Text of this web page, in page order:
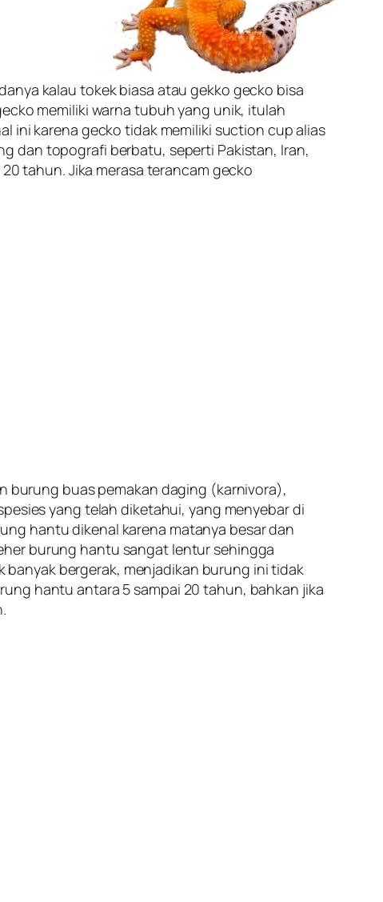
kalau tokek biasa atau gekko gecko bisa
memiliki warna tubuh yang unik, itulah
ini karena gecko tidak memiliki suction cupalias
dan topografi berbatu, seperti Pakistan, Iran,
tahun. Jika merasa terancam gecko
burung buas pemakan daging (karnivora),
yang telah diketahui, yang menyebar di
hantu dikenal karena matanya besar dan
burung hantu sangat lentur sehingga
banyak bergerak, menjadikan burung ini tidak
hantu antara 5 sampai 20 tahun, bahkan jika